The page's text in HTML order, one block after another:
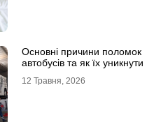
Основні причини поломок
автобусів та як їх уникнути
12 Травня, 2026